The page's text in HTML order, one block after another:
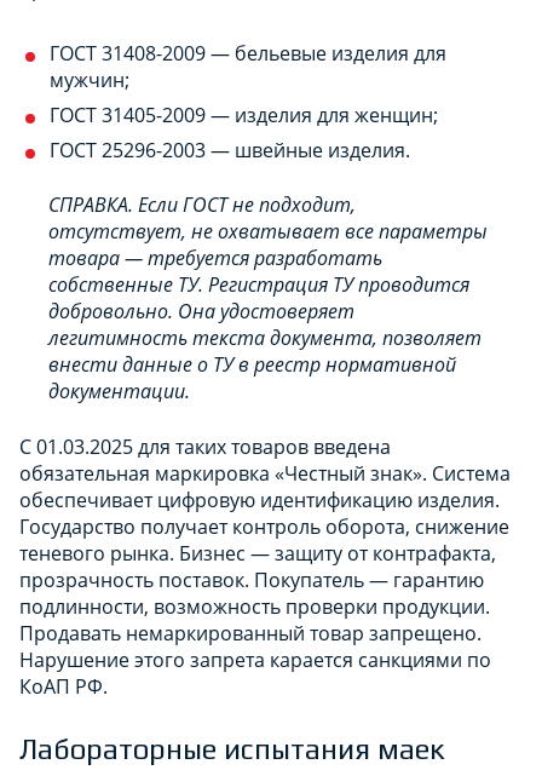
ГОСТ 31408-2009 — бельевые изделия для
мужчин;
ГОСТ 31405-2009 — изделия для женщин;
ГОСТ 25296-2003 — швейные изделия.
СПРАВКА. Если ГОСТ не подходит,
отсутствует, не охватывает все параметры
товара — требуется разработать
собственные ТУ. Регистрация ТУ проводится
добровольно. Она удостоверяет
легитимность текста документа, позволяет
внести данные о ТУ в реестр нормативной
документации.
С 01.03.2025 для таких товаров введена
обязательная маркировка «Честный знак». Система
обеспечивает цифровую идентификацию изделия.
Государство получает контроль оборота, снижение
теневого рынка. Бизнес — защиту от контрафакта,
прозрачность поставок. Покупатель — гарантию
подлинности, возможность проверки продукции.
Продавать немаркированный товар запрещено.
Нарушение этого запрета карается санкциями по
КоАП РФ.
Лабораторные испытания маек